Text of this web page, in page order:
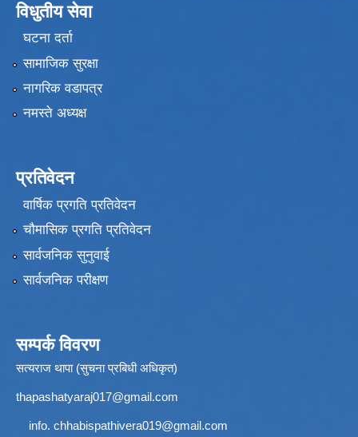
विधुतीय सेवा
घटना दर्ता
सामाजिक सुरक्षा
नागरिक वडापत्र
नमस्ते अध्यक्ष
प्रतिवेदन
वार्षिक प्रगति प्रतिवेदन
चौमासिक प्रगति प्रतिवेदन
सार्वजनिक सुनुवाई
सार्वजनिक परीक्षण
सम्पर्क विवरण
सत्यराज थापा (सुचना प्रबिधी अधिकृत)
thapashatyaraj017@gmail.com
info. chhabispathivera019@gmail.com